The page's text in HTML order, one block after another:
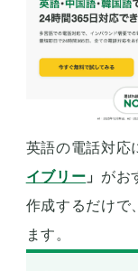
英語の電話対応
イブリー 」 がお
作成するだけで
ます。